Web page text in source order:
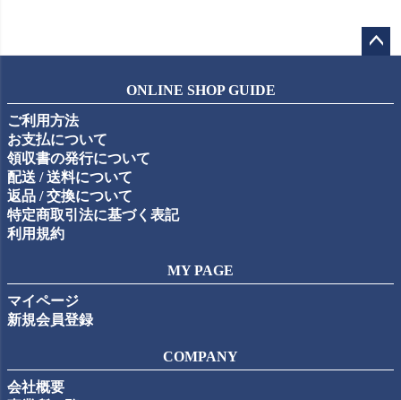
ップ
ONLINE SHOP GUIDE
ご利用方法
お支払について
領収書の発行について
配送 / 送料について
返品 / 交換について
特定商取引法に基づく表記
利用規約
MY PAGE
マイページ
新規会員登録
COMPANY
会社概要